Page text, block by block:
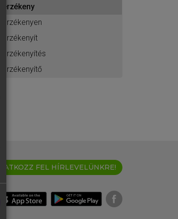
érzékeny
érzékenyen
érzékenyít
érzékenyítés
érzékenyítő
IRATKOZZ FEL HÍRLEVELÜNKRE!